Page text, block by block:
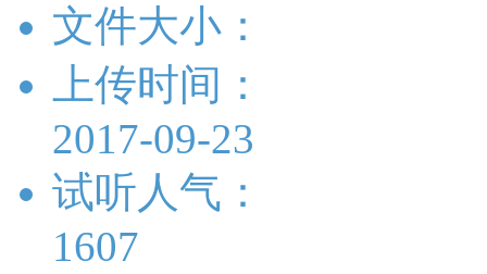
文件大小：
上传时间：
2017-09-23
试听人气：
1607